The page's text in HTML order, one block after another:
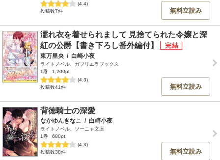
(4.4)
投稿数7件
無料立読み
濡れ衣を着せられまして 見捨てられた令嬢と深
紅の公爵【書き下ろし番外編付】
東万里央 / 白崎小夜
ライトノベル、ガブリエラブックス
1巻
1,200pt
(4.3)
投稿数41件
無料立読み
背徳騎士の深愛
なかゆんきなこ / 白崎小夜
ライトノベル、ソーニャ文庫
1巻
680pt
(4.3)
投稿数38件
無料立読み